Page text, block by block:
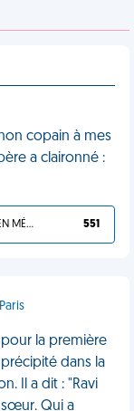
copain à mes
a claironné :
TU L'AS BIEN MÉRITÉ 551
la première
dans la
Il a dit : "Ravi
sœur. Qui a